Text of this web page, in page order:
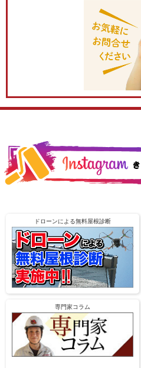
ドローンによる無料屋根診断
専門家コラム